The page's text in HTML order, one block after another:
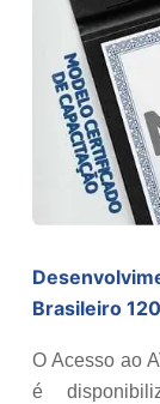
Brasileiro
O Acesso ao
é